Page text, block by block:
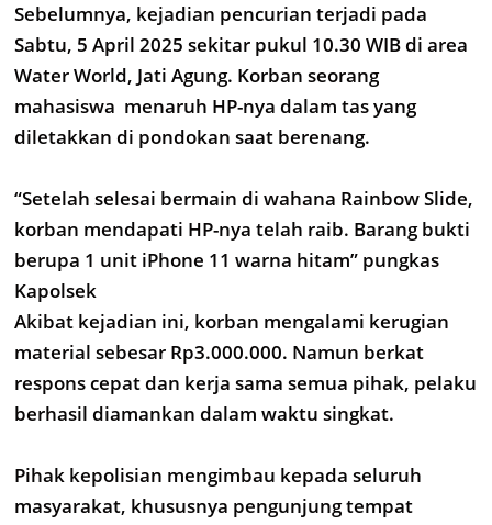
Sebelumnya, kejadian pencurian terjadi pada
Sabtu, 5 April 2025 sekitar pukul 10.30 WIB di area
Water World, Jati Agung. Korban seorang
mahasiswa menaruh HP-nya dalam tas yang
diletakkan di pondokan saat berenang.
“Setelah selesai bermain di wahana Rainbow Slide,
korban mendapati HP-nya telah raib. Barang bukti
berupa 1 unit iPhone 11 warna hitam” pungkas
Kapolsek
Akibat kejadian ini, korban mengalami kerugian
material sebesar Rp3.000.000. Namun berkat
respons cepat dan kerja sama semua pihak, pelaku
berhasil diamankan dalam waktu singkat.
Pihak kepolisian mengimbau kepada seluruh
masyarakat, khususnya pengunjung tempat